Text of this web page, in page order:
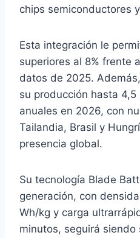
chips semiconductores
Esta integración le
superiores al 8% frente
datos de 2025.
su producción hasta
anuales en 2026, con
Tailandia, Brasil y
presencia global.
Su tecnología Blade
generación, con
Wh/kg y carga
minutos, seguirá siendo